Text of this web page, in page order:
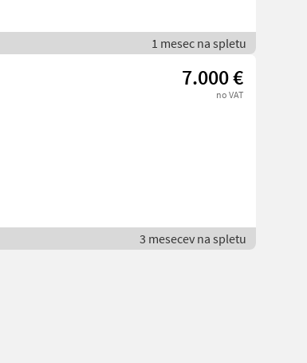
1 mesec na spletu
7.000 €
no VAT
3 mesecev na spletu